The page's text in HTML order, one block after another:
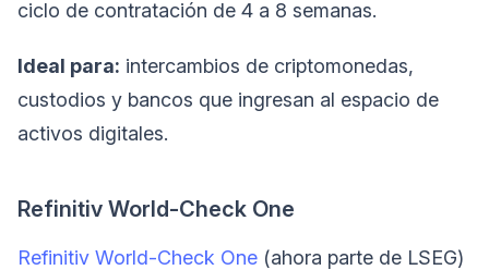
ciclo de contratación de 4 a 8 semanas.
Ideal para: intercambios de criptomonedas,
custodios y bancos que ingresan al espacio de
activos digitales.
Refinitiv World-Check One
Refinitiv World-Check One (ahora parte de LSEG)